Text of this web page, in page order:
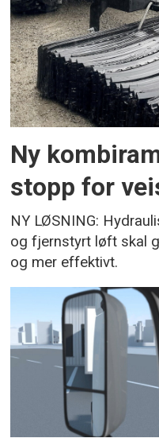
Ny
stopp for
NY LØSNING:
og fjernstyrt løft skal
og mer effektivt.